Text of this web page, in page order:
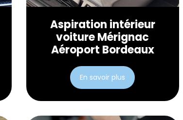
Aspiration intérieur
voiture Mérignac
Aéroport Bordeaux
En savoir plus